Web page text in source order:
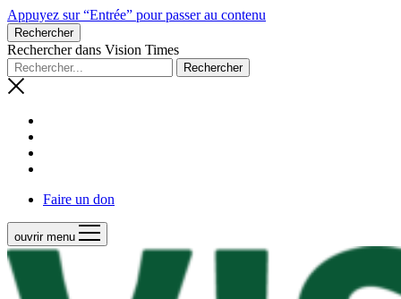
Appuyez sur “Entrée” pour passer au contenu
Rechercher
Rechercher dans Vision Times
Faire un don
ouvrir menu